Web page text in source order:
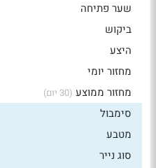
שער פתיחה
ביקוש
היצע
מחזור יומי
מחזור ממוצע (30 יום)
סימבול
מטבע
סוג נייר